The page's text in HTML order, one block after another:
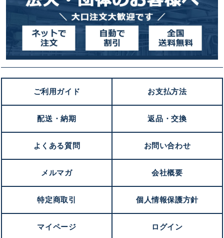
ご利用ガイド お支払方法
配送・納期 返品・交換
よくある質問 お問い合わせ
メルマガ 会社概要
特定商取引 個人情報保護方針
マイページ ログイン